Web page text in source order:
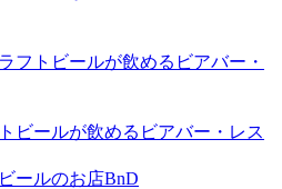
フトビールが飲めるビアバー・
ビールが飲めるビアバー・レス
ールのお店BnD